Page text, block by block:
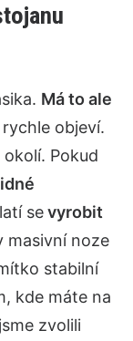
Má to ale
objeví.
Pokud
sevyrobit
masivní noze
stabilní
kde máte na
zvolili